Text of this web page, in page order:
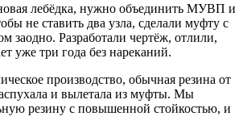
лебёдка, нужно объединить МУВП и
не ставить два узла, сделали муфту с
заодно. Разработали чертёж, отлили,
уже три года без нареканий.
производство, обычная резина от
и вылетала из муфты. Мы
резину с повышенной стойкостью, и